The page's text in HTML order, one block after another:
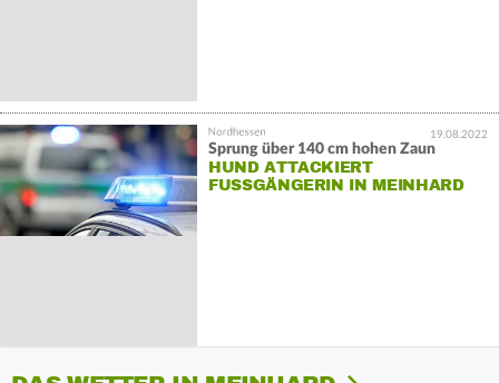
19.08.2022
Sprung über 140 cm hohen Zaun
HUND ATTACKIERT
FUSSGÄNGERIN IN MEINHARD